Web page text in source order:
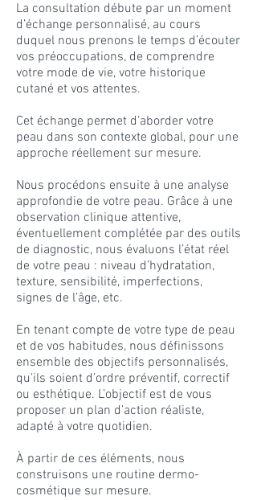
La consultation débute par un moment
d’échange personnalisé, au cours
duquel nous prenons le temps d’écouter
vos préoccupations, de comprendre
votre mode de vie, votre historique
cutané et vos attentes.
Cet échange permet d’aborder votre
peau dans son contexte global, pour une
approche réellement sur mesure.
Nous procédons ensuite à une analyse
approfondie de votre peau. Grâce à une
observation clinique attentive,
éventuellement complétée par des outils
de diagnostic, nous évaluons l’état réel
de votre peau : niveau d’hydratation,
texture, sensibilité, imperfections,
signes de l’âge, etc.
En tenant compte de votre type de peau
et de vos habitudes, nous définissons
ensemble des objectifs personnalisés,
qu’ils soient d’ordre préventif, correctif
ou esthétique. L’objectif est de vous
proposer un plan d’action réaliste,
adapté à votre quotidien.
À partir de ces éléments, nous
construisons une routine dermo-
cosmétique sur mesure.